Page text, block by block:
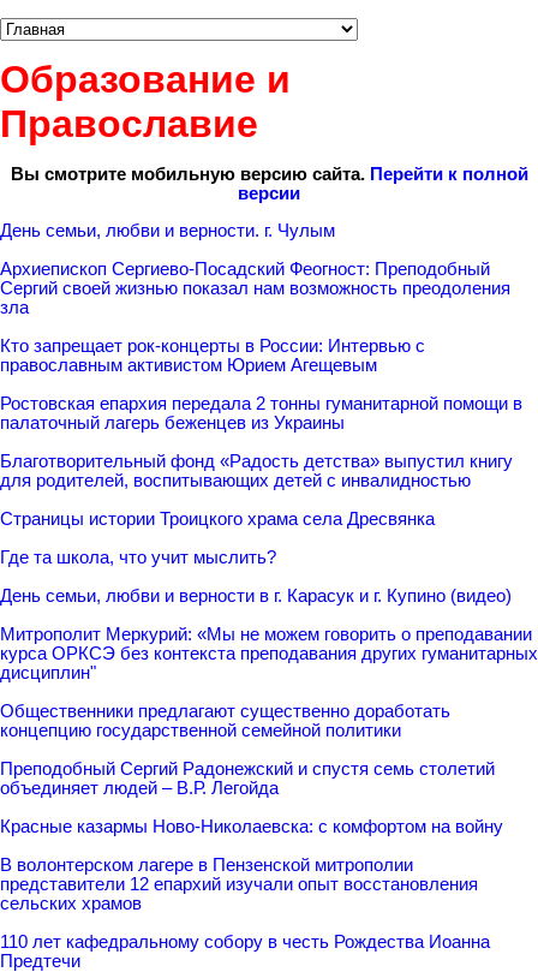
Образование и
Православие
Вы смотрите мобильную версию сайта. Перейти к полной
версии
День семьи, любви и верности. г. Чулым
Архиепископ Сергиево-Посадский Феогност: Преподобный
Сергий своей жизнью показал нам возможность преодоления
зла
Кто запрещает рок-концерты в России: Интервью с
православным активистом Юрием Агещевым
Ростовская епархия передала 2 тонны гуманитарной помощи в
палаточный лагерь беженцев из Украины
Благотворительный фонд «Радость детства» выпустил книгу
для родителей, воспитывающих детей с инвалидностью
Страницы истории Троицкого храма села Дресвянка
Где та школа, что учит мыслить?
День семьи, любви и верности в г. Карасук и г. Купино (видео)
Митрополит Меркурий: «Мы не можем говорить о преподавании
курса ОРКСЭ без контекста преподавания других гуманитарных
дисциплин"
Общественники предлагают существенно доработать
концепцию государственной семейной политики
Преподобный Сергий Радонежский и спустя семь столетий
объединяет людей – В.Р. Легойда
Красные казармы Ново-Николаевска: с комфортом на войну
В волонтерском лагере в Пензенской митрополии
представители 12 епархий изучали опыт восстановления
сельских храмов
110 лет кафедральному собору в честь Рождества Иоанна
Предтечи